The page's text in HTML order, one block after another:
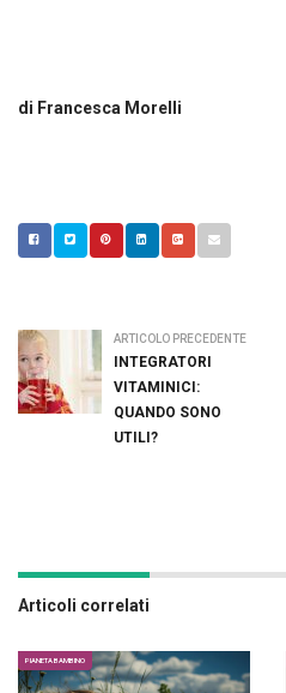
di Francesca Morelli
ARTICOLO PRECEDENTE
INTEGRATORI
VITAMINICI:
QUANDO SONO
UTILI?
Articoli correlati
PIANETA BAMBINO